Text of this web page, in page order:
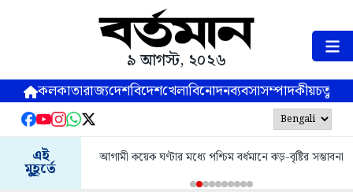
৯ আগস্ট, ২০২৬
কলকাতারাজ্যদেশবিদেশখেলাবিনোদনব্যবসাসম্পাদকীয়
এই
মুহূর্তে
আগামী কয়েক ঘণ্টার মধ্যে পশ্চিম বর্ধমানে ঝড়-বৃষ্টির সম্ভাবনা